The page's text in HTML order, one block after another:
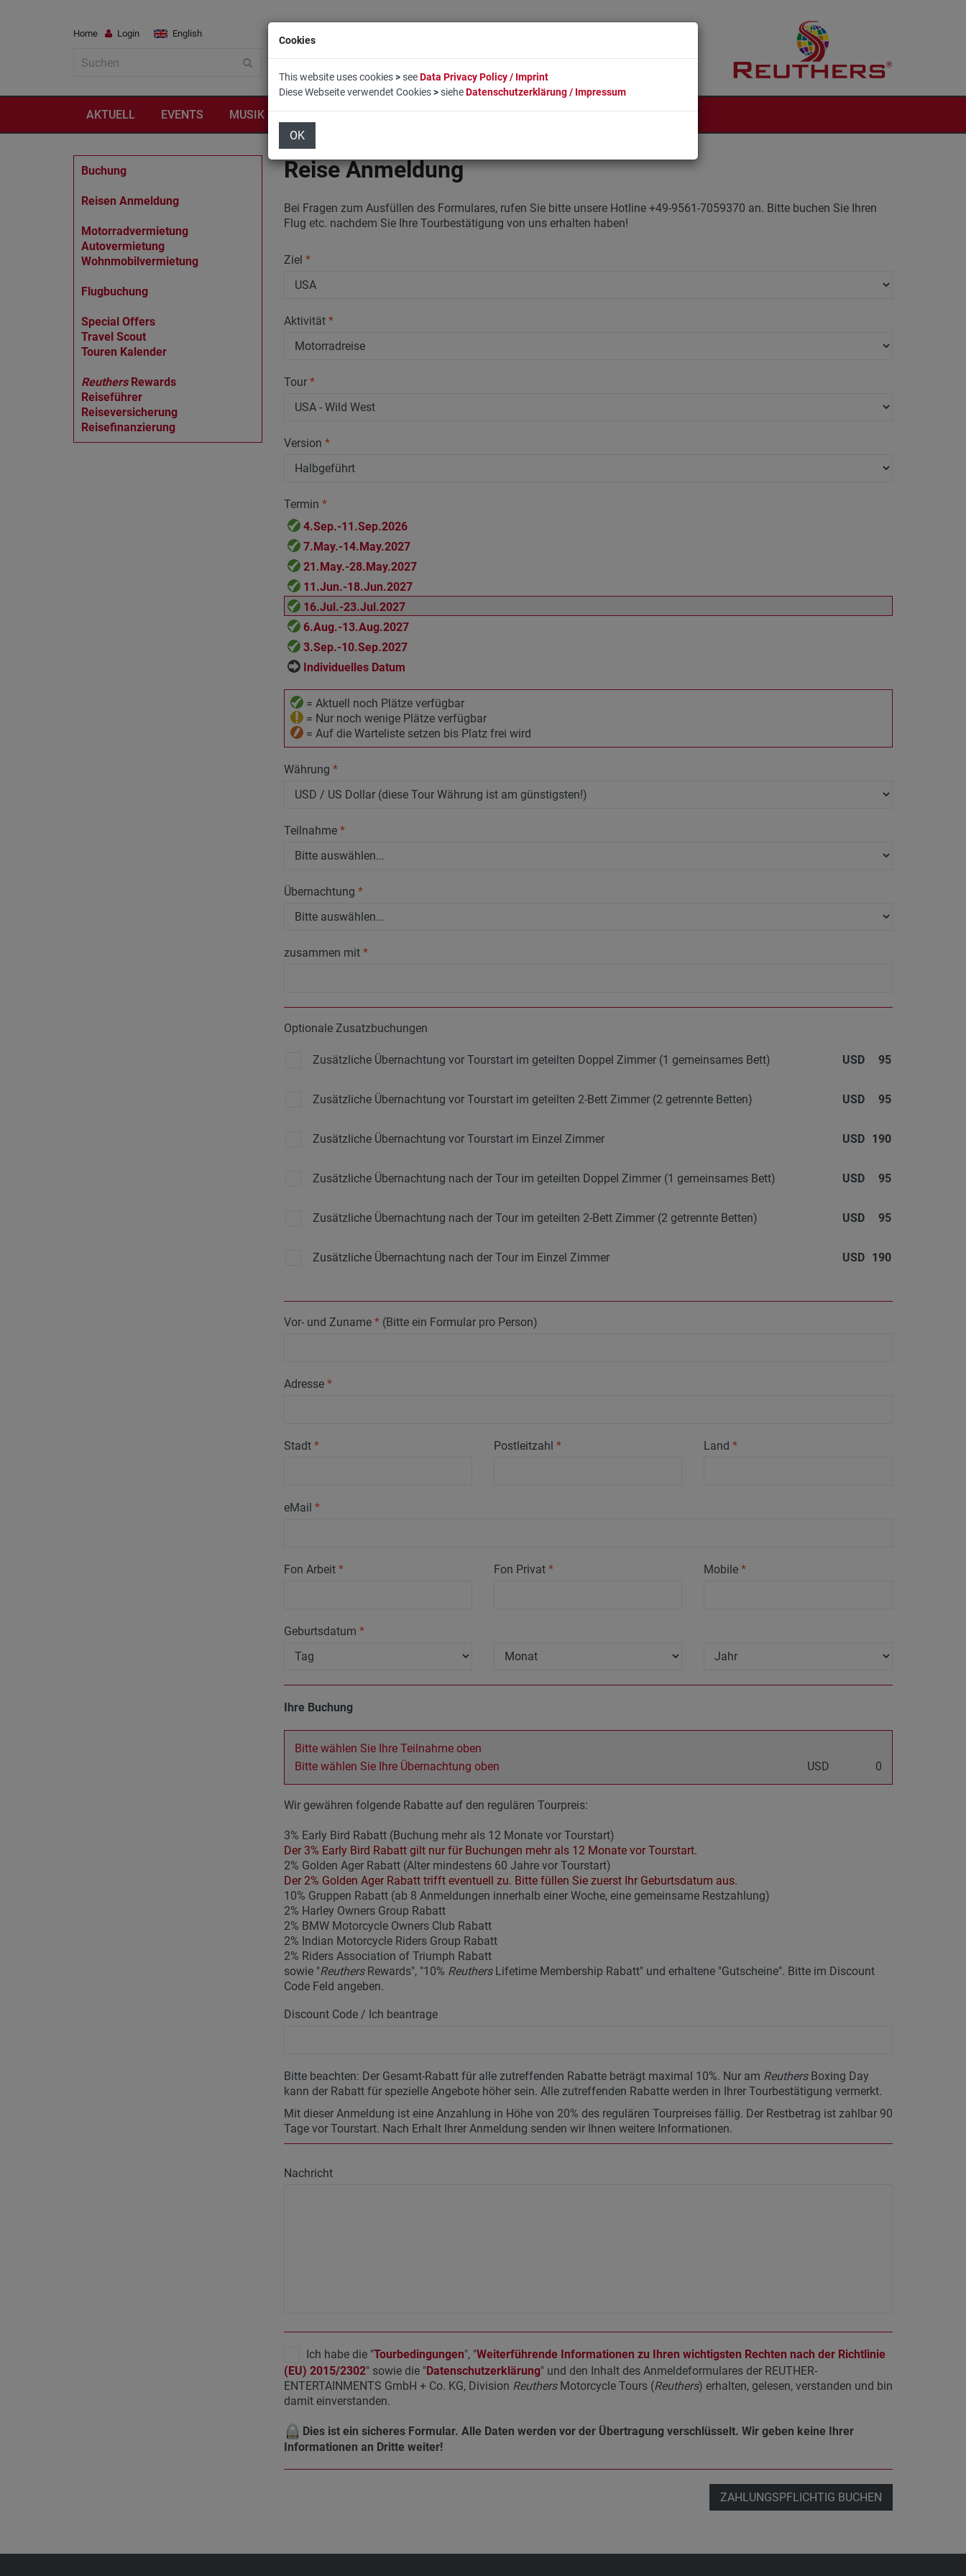
Home Login English
AKTUELL EVENTS MUSIK REISEN LIFESTYLE UNTERNEHMEN BUCHUNG KONTAKT
Buchung
Reisen Anmeldung
Motorradvermietung
Autovermietung
Wohnmobilvermietung
Flugbuchung
Special Offers
Travel Scout
Touren Kalender
ReuthersRewards
Reiseführer
Reiseversicherung
Reisefinanzierung
Reise Anmeldung
Bei Fragen zum Ausfüllen des Formulares, rufen Sie bitte unsere Hotline +49-9561-7059370 an. Bitte buchen Sie Ihren
Flug etc. nachdem Sie Ihre Tourbestätigung von uns erhalten haben!
Ziel *
Aktivität *
Tour *
Version *
Termin *
4.Sep.-11.Sep.2026
7.May.-14.May.2027
21.May.-28.May.2027
11.Jun.-18.Jun.2027
16.Jul.-23.Jul.2027
6.Aug.-13.Aug.2027
3.Sep.-10.Sep.2027
Individuelles Datum
= Aktuell noch Plätze verfügbar
= Nur noch wenige Plätze verfügbar
= Auf die Warteliste setzen bis Platz frei wird
Währung *
Teilnahme *
Übernachtung *
zusammen mit *
Optionale Zusatzbuchungen
Zusätzliche Übernachtung vor Tourstart im geteilten Doppel Zimmer (1 gemeinsames Bett) USD 95
Zusätzliche Übernachtung vor Tourstart im geteilten 2-Bett Zimmer (2 getrennte Betten) USD 95
Zusätzliche Übernachtung vor Tourstart im Einzel Zimmer USD 190
Zusätzliche Übernachtung nach der Tour im geteilten Doppel Zimmer (1 gemeinsames Bett) USD 95
Zusätzliche Übernachtung nach der Tour im geteilten 2-Bett Zimmer (2 getrennte Betten) USD 95
Zusätzliche Übernachtung nach der Tour im Einzel Zimmer USD 190
Vor- und Zuname *(Bitte ein Formular pro Person)
Adresse *
Stadt * Postleitzahl * Land*
eMail *
Fon Arbeit * Fon Privat * Mobile*
Geburtsdatum *
Ihre Buchung
Bitte wählen Sie Ihre Teilnahme oben
Bitte wählen Sie Ihre Übernachtung oben
USD 0
Wir gewähren folgende Rabatte auf den regulären Tourpreis:
3% Early Bird Rabatt (Buchung mehr als 12 Monate vor Tourstart)
Der 3% Early Bird Rabatt gilt nur für Buchungen mehr als 12 Monate vor Tourstart.
2% Golden Ager Rabatt (Alter mindestens 60 Jahre vor Tourstart)
Der 2% Golden Ager Rabatt trifft eventuell zu. Bitte füllen Sie zuerst Ihr Geburtsdatum aus.
10% Gruppen Rabatt (ab 8 Anmeldungen innerhalb einer Woche, eine gemeinsame Restzahlung)
2% Harley Owners Group Rabatt
2% BMW Motorcycle Owners Club Rabatt
2% Indian Motorcycle Riders Group Rabatt
2% Riders Association of Triumph Rabatt
sowie "ReuthersRewards", "10% ReuthersLifetime Membership Rabatt" und erhaltene "Gutscheine". Bitte im Discount
Code Feld angeben.
Discount Code / Ich beantrage
Bitte beachten: Der Gesamt-Rabatt für alle zutreffenden Rabatte beträgt maximal 10%. Nur am ReuthersBoxing Day
kann der Rabatt für spezielle Angebote höher sein. Alle zutreffenden Rabatte werden in Ihrer Tourbestätigung vermerkt.
Mit dieser Anmeldung ist eine Anzahlung in Höhe von 20% des regulären Tourpreises fällig. Der Restbetrag ist zahlbar 90
Tage vor Tourstart. Nach Erhalt Ihrer Anmeldung senden wir Ihnen weitere Informationen.
Nachricht
Ich habe die "Tourbedingungen", "Weiterführende Informationen zu Ihren wichtigsten Rechten nach der Richtlinie
(EU) 2015/2302" sowie die "Datenschutzerklärung" und den Inhalt des Anmeldeformulares der REUTHER-
ENTERTAINMENTS GmbH + Co. KG, Division ReuthersMotorcycle Tours (Reuthers) erhalten, gelesen, verstanden und bin
damit einverstanden.
Dies ist ein sicheres Formular. Alle Daten werden vor der Übertragung verschlüsselt. Wir geben keine Ihrer
Informationen an Dritte weiter!
ZAHLUNGSPFLICHTIG BUCHEN
Cookies
This website uses cookies>seeData Privacy Policy / Imprint
Diese Webseite verwendet Cookies>sieheDatenschutzerklärung / Impressum
OK